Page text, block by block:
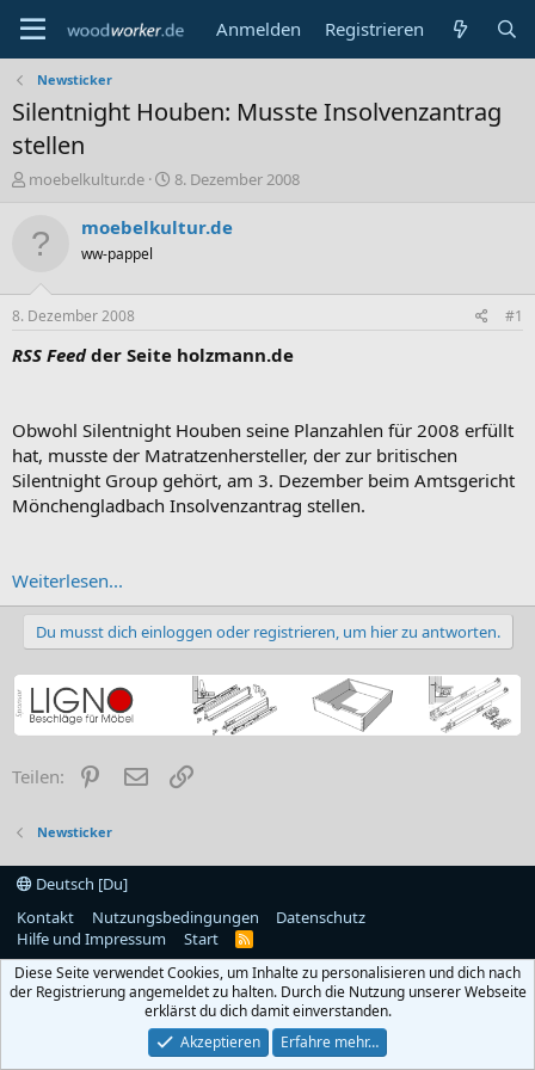
Anmelden Registrieren
Newsticker
Silentnight Houben: Musste Insolvenzantrag
stellen
E
t
l
e
r
moebelkultur.de
E
s
a
8. Dezember 2008
moebelkultur.de
ww-pappel
8. Dezember 2008 #1
RSS Feedder Seite holzmann.de
Obwohl Silentnight Houben seine Planzahlen für 2008 erfüllt
hat, musste der Matratzenhersteller, der zur britischen
Silentnight Group gehört, am 3. Dezember beim Amtsgericht
Mönchengladbach Insolvenzantrag stellen.
Weiterlesen...
Du musst dich einloggen oder registrieren, um hier zu antworten.
Teilen: PinterestE-Mail
Newsticker
Deutsch [Du]
Kontakt
Nutzungsbedingungen
Datenschutz
Hilfe und Impressum
Start
R
S
Diese Seite verwendet Cookies, um Inhalte zu personalisieren und dich nach
der Registrierung angemeldet zu halten. Durch die Nutzung unserer Webseite
erklärst du dich damit einverstanden.
Akzeptieren
Erfahre mehr…